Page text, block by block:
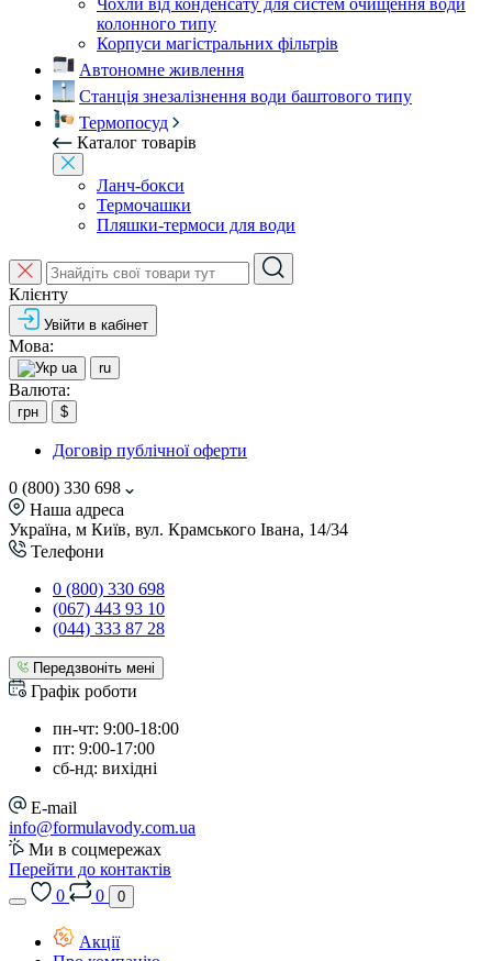
Чохли від конденсату для систем очищення води
колонного типу
Корпуси магістральних фільтрів
Автономне живлення
Станція знезалізнення води баштового типу
Термопосуд
Каталог товарів
Ланч-бокси
Термочашки
Пляшки-термоси для води
Клієнту
Увійти в кабінет
Мова:
ua ru
Валюта:
грн $
Договір публічної оферти
0 (800) 330 698
Наша адреса
Україна, м Київ, вул. Крамського Івана, 14/34
Телефони
0 (800) 330 698
(067) 443 93 10
(044) 333 87 28
Передзвоніть мені
Графік роботи
пн-чт: 9:00-18:00
пт: 9:00-17:00
сб-нд: вихідні
E-mail
info@formulavody.com.ua
Ми в соцмережах
Перейти до контактів
0
0 0
Акції